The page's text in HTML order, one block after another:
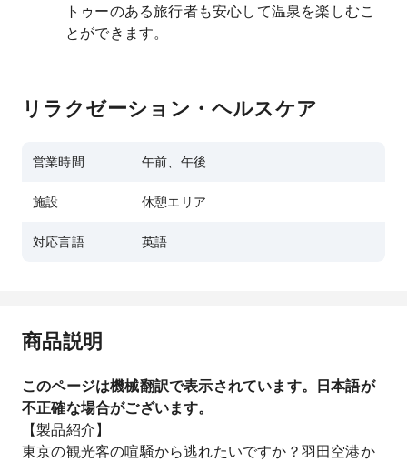
トゥーのある旅行者も安心して温泉を楽しむこ
とができます。
リラクゼーション・ヘルスケア
営業時間 午前、午後
施設 休憩エリア
対応言語 英語
商品説明
このページは機械翻訳で表示されています。日本語が
不正確な場合がございます。
【製品紹介】
東京の観光客の喧騒から逃れたいですか？羽田空港か